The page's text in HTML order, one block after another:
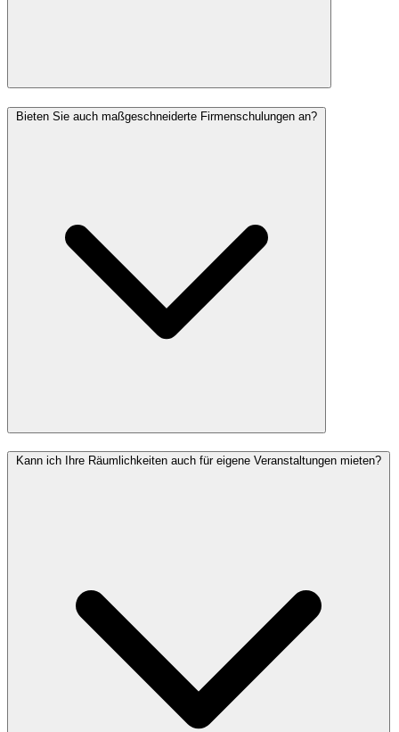
Bieten Sie auch maßgeschneiderte Firmenschulungen an?
Kann ich Ihre Räumlichkeiten auch für eigene Veranstaltungen mieten?